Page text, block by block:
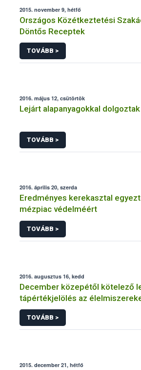
2015. november 9, hétfő
Országos Közétkeztetési
Döntős Receptek
TOVÁBB >
2016. május 12, csütörtök
Lejárt alapanyagokkal
TOVÁBB >
2016. április 20, szerda
Eredményes kerekasztal
mézpiac védelméért
TOVÁBB >
2016. augusztus 16, kedd
December közepétől kötelező
tápértékjelölés az
TOVÁBB >
2015. december 21, hétfő